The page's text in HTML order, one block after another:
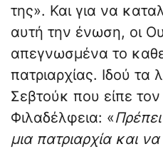
της». Και για να
αυτή την ένωση, οι
απεγνωσμένα το
πατριαρχίας. Ιδού τα
Σεβτούκ που είπε
Φιλαδέλφεια: «
μια πατριαρχία και